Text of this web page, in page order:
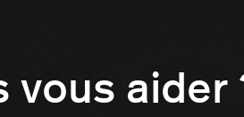
vous aider